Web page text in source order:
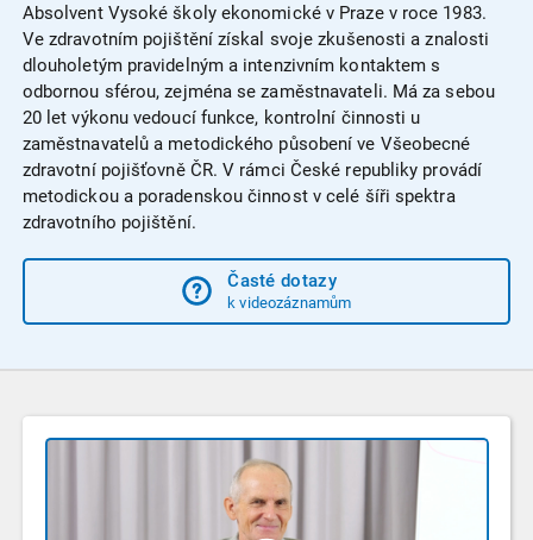
Absolvent Vysoké školy ekonomické v Praze v roce 1983.
Ve zdravotním pojištění získal svoje zkušenosti a znalosti
dlouholetým pravidelným a intenzivním kontaktem s
odbornou sférou, zejména se zaměstnavateli. Má za sebou
20 let výkonu vedoucí funkce, kontrolní činnosti u
zaměstnavatelů a metodického působení ve Všeobecné
zdravotní pojišťovně ČR. V rámci České republiky provádí
metodickou a poradenskou činnost v celé šíři spektra
zdravotního pojištění.
Časté dotazy
k videozáznamům